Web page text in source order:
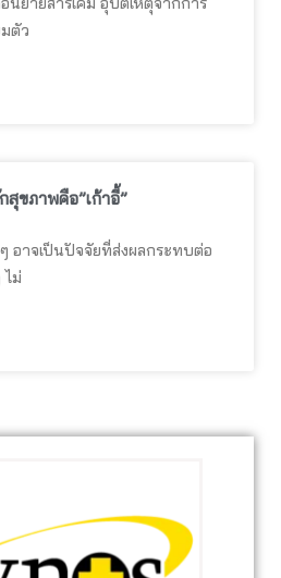
ตัว
สุขภาพคือ”เก้าอี้”
อาจเป็นปัจจัยที่ส่งผลกระทบต่อ
ไม่